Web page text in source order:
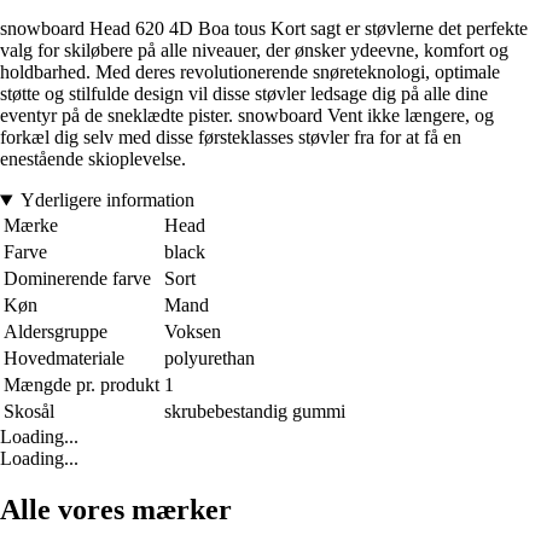
snowboard Head 620 4D Boa tous Kort sagt er støvlerne det perfekte
valg for skiløbere på alle niveauer, der ønsker ydeevne, komfort og
holdbarhed. Med deres revolutionerende snøreteknologi, optimale
støtte og stilfulde design vil disse støvler ledsage dig på alle dine
eventyr på de sneklædte pister. snowboard Vent ikke længere, og
forkæl dig selv med disse førsteklasses støvler fra for at få en
enestående skioplevelse.
Yderligere information
Mærke
Head
Farve
black
Dominerende farve
Sort
Køn
Mand
Aldersgruppe
Voksen
Hovedmateriale
polyurethan
Mængde pr. produkt 1
Skosål
skrubebestandig gummi
Loading...
Loading...
Alle vores mærker